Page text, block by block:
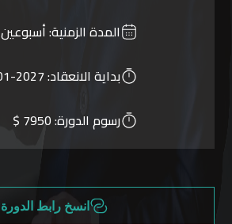
المدة الزمنية:أسبوعين
بداية الانعقاد:2027-01-04
رسوم الدورة:7950 $
انسخ رابط الدورة